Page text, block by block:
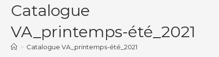
Catalogue
VA_printemps-été_2021
> Catalogue VA_printemps-été_2021